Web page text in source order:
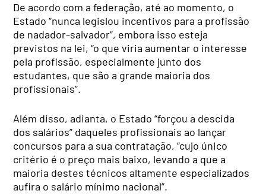
De acordo com a federação, até ao momento, o
Estado “nunca legislou incentivos para a profissão
de nadador-salvador”, embora isso esteja
previstos na lei, “o que viria aumentar o interesse
pela profissão, especialmente junto dos
estudantes, que são a grande maioria dos
profissionais”.
Além disso, adianta, o Estado “forçou a descida
dos salários” daqueles profissionais ao lançar
concursos para a sua contratação, “cujo único
critério é o preço mais baixo, levando a que a
maioria destes técnicos altamente especializados
aufira o salário mínimo nacional”.